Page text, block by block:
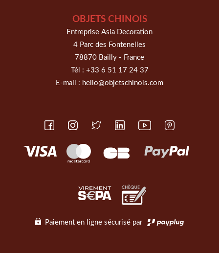
OBJETS CHINOIS
Entreprise Asia Decoration
4 Parc des Fontenelles
78870 Bailly - France
Tél : +33 6 51 17 24 37
E-mail : hello@objetschinois.com
Paiement en ligne sécurisé par